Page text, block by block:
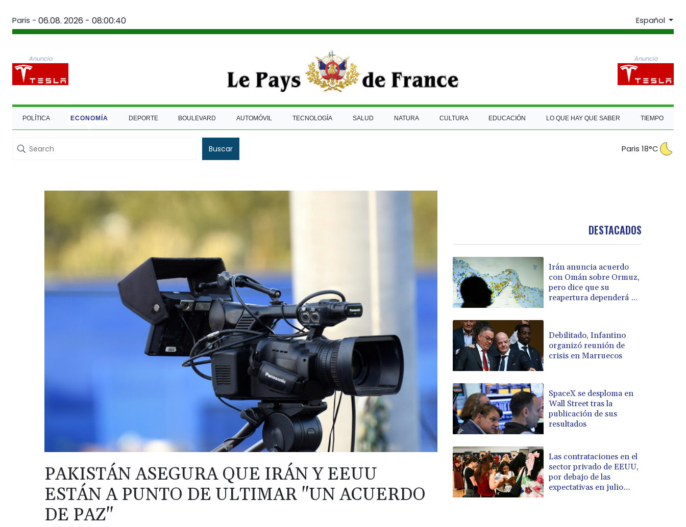
Paris - 06.08. 2026 - 08:00:41 Español
Anuncio Anuncio
POLÍTICA ECONOMÍA DEPORTE BOULEVARD AUTOMÓVIL TECNOLOGÍA SALUD NATURA CULTURA EDUCACIÓN LO QUE HAY QUE SABER TIEMPO
Buscar Paris 18°C
PAKISTÁN ASEGURA QUE IRÁN Y EEUU
ESTÁN A PUNTO DE ULTIMAR "UN ACUERDO
DE PAZ"
DESTACADOS
Irán anuncia acuerdo
con Omán sobre Ormuz,
pero dice que su
reapertura dependerá de
Debilitado, Infantino
organizó reunión de
crisis en Marruecos
SpaceX se desploma en
Wall Street tras la
publicación de sus
resultados
Las contrataciones en el
sector privado de EEUU,
por debajo de las
expectativas en julio